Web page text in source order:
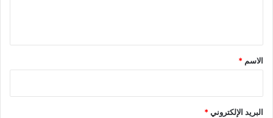
*
الاسم *
البريد الإلكتروني*